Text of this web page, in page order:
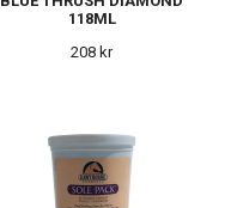
118ML
208 kr